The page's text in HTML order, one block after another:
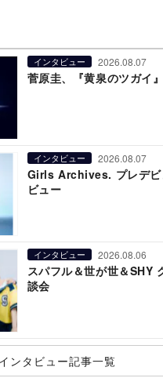
インタビュー 2026.08.07
菅原圭、『黄泉のツガイ
インタビュー 2026.08.07
Girls Archives. プレデビ
ビュー
インタビュー 2026.08.06
スパフル＆世が世＆SHY
談会
インタビュー記事一覧